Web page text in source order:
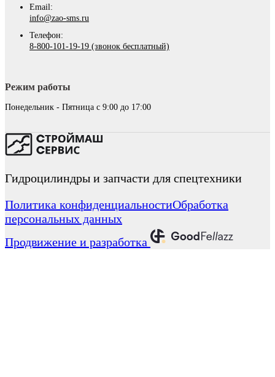
Email:
info@zao-sms.ru
Телефон:
8-800-101-19-19 (звонок бесплатный)
Режим работы
Понедельник - Пятница с 9:00 до 17:00
Гидроцилиндры и запчасти для спецтехники
Политика конфиденциальностиОбработка
персональных данных
Продвижение и разработка